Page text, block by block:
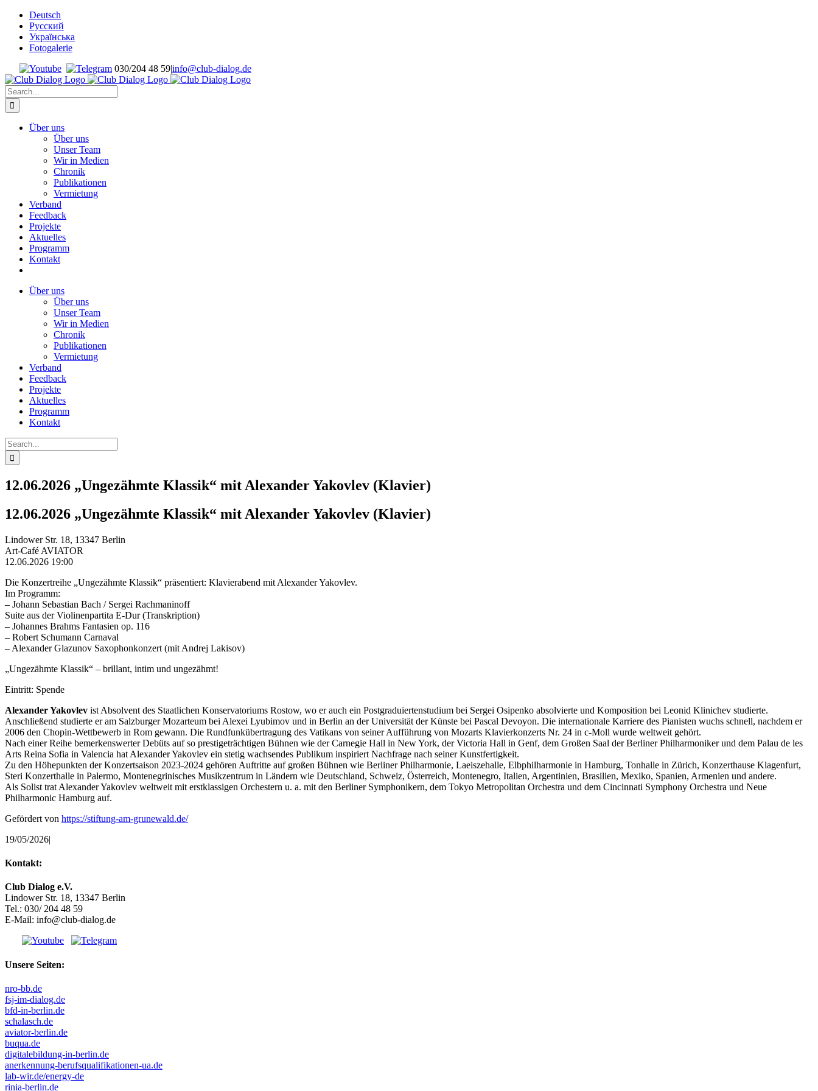
Skip
content
Deutsch
Русский
Українська
Fotogalerie
030/204 48 59|info@club-dialog.de
Search
for:
Über uns
Über uns
Unser Team
Wir in Medien
Chronik
Publikationen
Vermietung
Verband
Feedback
Projekte
Aktuelles
Programm
Kontakt
Über uns
Über uns
Unser Team
Wir in Medien
Chronik
Publikationen
Vermietung
Verband
Feedback
Projekte
Aktuelles
Programm
Kontakt
Search
for:
12.06.2026 „Ungezähmte Klassik“ mit Alexander Yakovlev (Klavier)
12.06.2026 „Ungezähmte Klassik“ mit Alexander Yakovlev (Klavier)
Lindower Str. 18, 13347 Berlin
Art-Café AVIATOR
12.06.2026 19:00
Die Konzertreihe „Ungezähmte Klassik“ präsentiert: Klavierabend mit Alexander Yakovlev.
Im Programm:
– Johann Sebastian Bach / Sergei Rachmaninoff
Suite aus der Violinenpartita E-Dur (Transkription)
– Johannes Brahms Fantasien op. 116
– Robert Schumann Carnaval
– Alexander Glazunov Saxophonkonzert (mit Andrej Lakisov)
„Ungezähmte Klassik“ – brillant, intim und ungezähmt!
Eintritt: Spende
Alexander Yakovlev ist Absolvent des Staatlichen Konservatoriums Rostow, wo er auch ein Postgraduiertenstudium bei Sergei Osipenko absolvierte und Komposition bei Leonid Klinichev studierte.
Anschließend studierte er am Salzburger Mozarteum bei Alexei Lyubimov und in Berlin an der Universität der Künste bei Pascal Devoyon. Die internationale Karriere des Pianisten wuchs schnell, nachdem er
2006 den Chopin-Wettbewerb in Rom gewann. Die Rundfunkübertragung des Vatikans von seiner Aufführung von Mozarts Klavierkonzerts Nr. 24 in c-Moll wurde weltweit gehört.
Nach einer Reihe bemerkenswerter Debüts auf so prestigeträchtigen Bühnen wie der Carnegie Hall in New York, der Victoria Hall in Genf, dem Großen Saal der Berliner Philharmoniker und dem Palau de les
Arts Reina Sofia in Valencia hat Alexander Yakovlev ein stetig wachsendes Publikum inspiriert Nachfrage nach seiner Kunstfertigkeit.
Zu den Höhepunkten der Konzertsaison 2023-2024 gehören Auftritte auf großen Bühnen wie Berliner Philharmonie, Laeiszehalle, Elbphilharmonie in Hamburg, Tonhalle in Zürich, Konzerthause Klagenfurt,
Steri Konzerthalle in Palermo, Montenegrinisches Musikzentrum in Ländern wie Deutschland, Schweiz, Österreich, Montenegro, Italien, Argentinien, Brasilien, Mexiko, Spanien, Armenien und andere.
Als Solist trat Alexander Yakovlev weltweit mit erstklassigen Orchestern u. a. mit den Berliner Symphonikern, dem Tokyo Metropolitan Orchestra und dem Cincinnati Symphony Orchestra und Neue
Philharmonic Hamburg auf.
Gefördert von https://stiftung-am-grunewald.de/
19/05/2026|
Kontakt:
Club Dialog e.V.
Lindower Str. 18, 13347 Berlin
Tel.: 030/ 204 48 59
E-Mail: info@club-dialog.de
Unsere Seiten:
nro-bb.de
fsj-im-dialog.de
bfd-in-berlin.de
schalasch.de
aviator-berlin.de
buqua.de
digitalebildung-in-berlin.de
anerkennung-berufsqualifikationen-ua.de
lab-wir.de/energy-de
rinia-berlin.de